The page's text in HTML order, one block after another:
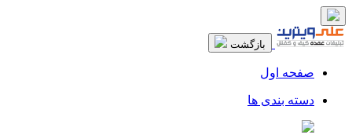
بازگشت
صفحه اول
دسته بندی ها